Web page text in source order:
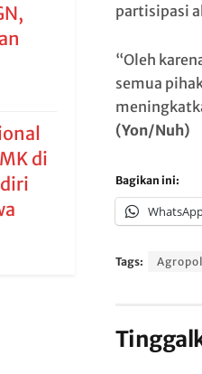
partisipasi
“Oleh
semua
(Yon/Nuh)
Bagikan ini:
Tags:
di